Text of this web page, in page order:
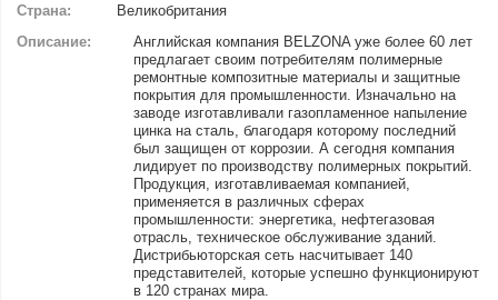
Страна:
Великобритания
Описание:
Английская компания BELZONA уже более 60 лет
предлагает своим потребителям полимерные
ремонтные композитные материалы и защитные
покрытия для промышленности. Изначально на
заводе изготавливали газопламенное напыление
цинка на сталь, благодаря которому последний
был защищен от коррозии. А сегодня компания
лидирует по производству полимерных покрытий.
Продукция, изготавливаемая компанией,
применяется в различных сферах
промышленности: энергетика, нефтегазовая
отрасль, техническое обслуживание зданий.
Дистрибьюторская сеть насчитывает 140
представителей, которые успешно функционируют
в 120 странах мира.